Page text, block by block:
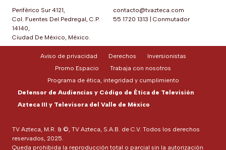
Periférico Sur 4121,
Col. Fuentes Del Pedregal, C.P.
14140,
Ciudad De México, México.
contacto@tvazteca.com
55 1720 1313 | Conmutador
TV Azteca, M.R. & ©, TV Azteca, S.A.B. de C.V. Todos los derechos
reservados, 2025.
Queda prohibida la reproducción total o parcial sin la autorización
Aviso de privacidad Derechos
Inversionistas
Promo Espacio
Trabaja con nosotros
Programa de ética, integridad y cumplimiento
Defensor de Audiencias y Código de Ética de Televisión
Azteca III y Televisora del Valle de México